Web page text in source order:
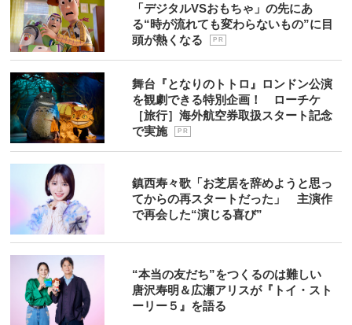
「デジタルVSおもちゃ」の先にあ
る“時が流れても変わらないもの”に目
頭が熱くなる
P R
舞台『となりのトトロ』ロンドン公演
を観劇できる特別企画！ ローチケ
［旅行］海外航空券取扱スタート記念
で実施
P R
鎮西寿々歌「お芝居を辞めようと思っ
てからの再スタートだった」 主演作
で再会した“演じる喜び”
“本当の友だち”をつくるのは難しい
唐沢寿明＆広瀬アリスが『トイ・スト
ーリー５』を語る